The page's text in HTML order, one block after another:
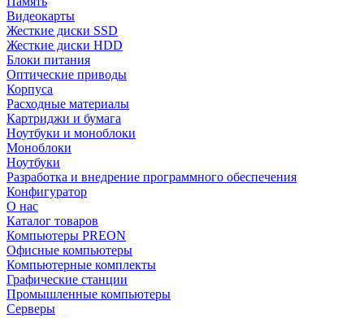
Видеокарты
Жесткие диски SSD
Жесткие диски HDD
Блоки питания
Оптические приводы
Корпуса
Расходные материалы
Картриджи и бумага
Ноутбуки и моноблоки
Моноблоки
Ноутбуки
Разработка и внедрение программного обеспечения
Конфигуратор
О нас
Каталог товаров
Компьютеры PREON
Офисные компьютеры
Компьютерные комплекты
Графические станции
Промышленные компьютеры
Серверы